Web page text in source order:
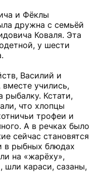
и Фёклы
дружна с семьёй
Коваля. Эта
у шести
Василий и
учились,
рыбалку. Кстати,
что хлопцы
трофеи и
А в речках было
сейчас становятся
в рыбных блюдах
на «жарёху»,
шли караси, сазаны,